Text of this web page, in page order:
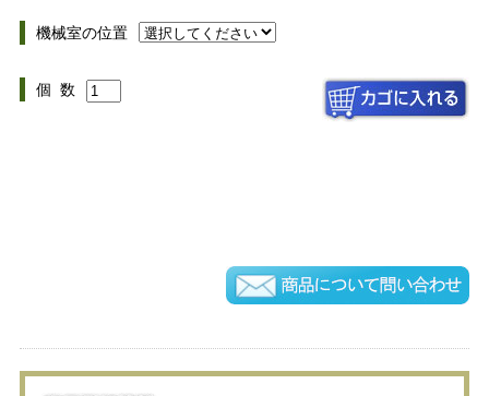
機械室の位置
個 数